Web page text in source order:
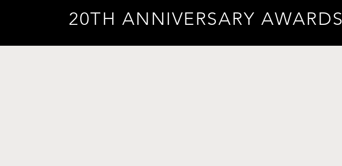
20TH ANNIVERSARY AWARDS